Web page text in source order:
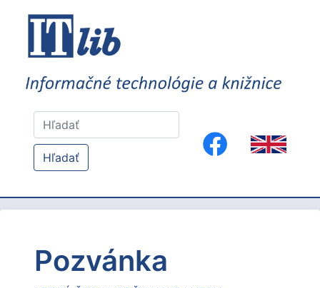
Hľadať
Pozvánka